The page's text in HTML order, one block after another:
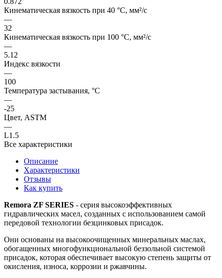
Кинематическая вязкость при 40 °C, мм²/с
—
32
Кинематическая вязкость при 100 °C, мм²/с
—
5.12
Индекс вязкости
—
100
Температура застывания, °C
—
-25
Цвет, ASTM
—
L1.5
Все характеристики
Описание
Характеристики
Отзывы
Как купить
Remora ZF SERIES - серия высокоэффективных
гидравлических масел, созданных с использованием самой
передовой технологии безцинковых присадок.
Они основаны на высокоочищенных минеральных маслах,
обогащенных многофункциональной беззольной системой
присадок, которая обеспечивает высокую степень защиты от
окисления, износа, коррозии и ржавчины.